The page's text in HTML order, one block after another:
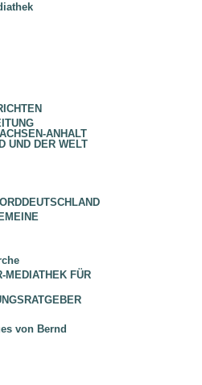
ANHALT
UND DER WELT
FÜR
von Bernd